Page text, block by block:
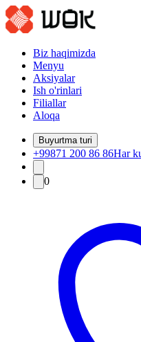
Biz haqimizda
Menyu
Aksiyalar
Ish o'rinlari
Filiallar
Aloqa
Buyurtma turi
+99871 200 86 86Har
0